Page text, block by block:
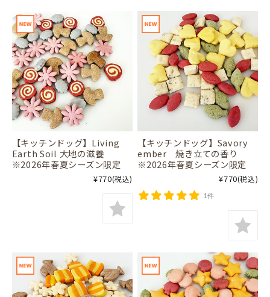
【キッチンドッグ】Living
Earth Soil 大地の滋養
※2026年春夏シーズン限定
¥770(税込)
【キッチンドッグ】Savory
ember 焼き立ての香り
※2026年春夏シーズン限定
¥770(税込)
1件